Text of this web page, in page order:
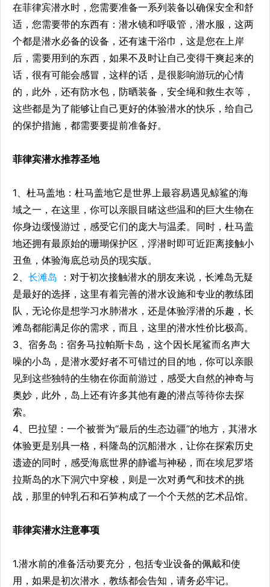
在菲律宾潜水时，您需要准备一系列装备以确保安全和舒
适，您需要带的东西有：潜水镜和呼吸管，潜水服，这两
个都是潜水必备的设备，还有速干浴巾，这是您在上岸
后，需要用到的东西，如果不及时让自己变得干爽起来的
话，很有可能会感冒，这样的话，是很影响游玩的心情
的，此外，还有‌防水包，‌防晒装备，安全绳和救生衣等，
这些都是为了能够让自己更好的体验潜水的快乐，给自己
的保护措施，都需要要提前准备好。‌
菲律宾潜水推荐圣地
1、杜马盖地：杜马盖地它是世界上最容易遇见鲸鲨的海
域之一，在这里，你可以亲眼目睹这些温和的巨大生物在
你身边缓慢游过，感受它们的庞大与温柔。同时，杜马盖
地还拥有最原始的珊瑚保护区，浮潜时即可近距离接触小
丑鱼，体验海底总动员的现实版。
2、 长滩岛 ：对于初次接触潜水的朋友来说，长滩岛无疑
是最好的选择，这里有着完善的潜水设施和专业的教练团
队，无论你是想学习水肺潜水，还是体验浮潜的乐趣，长
滩岛都能满足你的需求，而且，这里的潜水性价比极高。
3、宿务岛：宿务马拉帕斯卡岛，这个因长尾鲨而名声大
噪的小岛，是潜水爱好者不可错过的目的地，你可以亲眼
见到这些独特的生物在你面前游过，感受大自然的神奇与
奥妙，此外，岛上还有许多其他有趣的潜点等待你去探
索。
4、巴拉望：一个被誉为“最后的生态边疆”的地方，其潜水
体验更是别具一格，科隆岛的沉船潜水，让你在探索历史
遗迹的同时，感受海底世界的静谧与神秘，而在埃尼罗塔
拉斯岛的水下洞穴中穿梭，则是一次对勇气和技术的挑
战，那里的钟乳石和石笋构成了一个个天然的艺术品馆。
菲律宾潜水注意事项
1.潜水前的准备活动要充分，包括专业设备的佩戴和使
用，如果是初次潜水，教练都会告知，请务必牢记。